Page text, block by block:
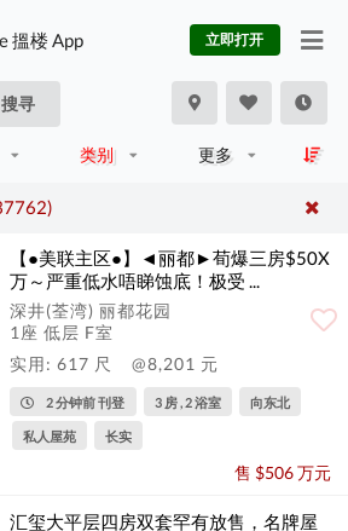
搵楼 App 立即打开
搜寻
类别 更多
【●美联主区●】◄丽都►荀爆三房$50X
万～严重低水唔睇蚀底！极受 ...
深井(荃湾) 丽都花园
1座 低层 F室
实用: 617 尺
@8,201 元
2 分钟前 刊登 3 房 , 2 浴室 向东北
私人屋苑 长实
售 $506 万元
汇玺大平层四房双套罕有放售，名牌屋